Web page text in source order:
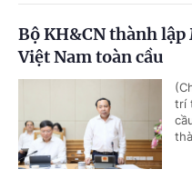
Bộ KH&CN thành
Việt Nam toàn cầu
trí